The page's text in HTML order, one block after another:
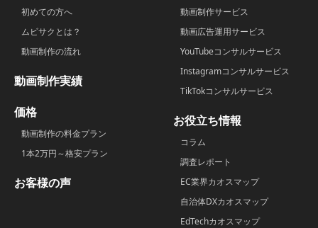
初めての方へ
ムビサクとは？
動画制作の流れ
動画制作実績
価格
動画制作の料金プラン
1本2万円～格安プラン
お客様の声
動画制作サービス
動画広告運用サービス
YouTubeコンサルサービス
Instagramコンサルサービス
TikTokコンサルサービス
お役立ち情報
コラム
調査レポート
EC業界カオスマップ
自治体DXカオスマップ
EdTechカオスマップ